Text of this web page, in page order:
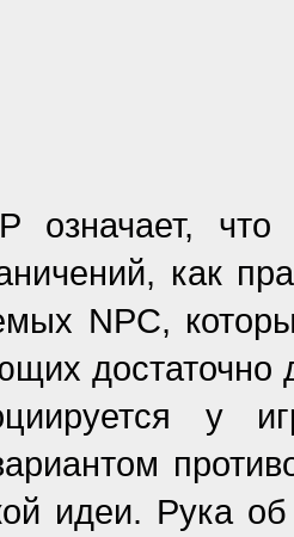
означает, что
как
NPC,
достаточно
у
идеи. Рука